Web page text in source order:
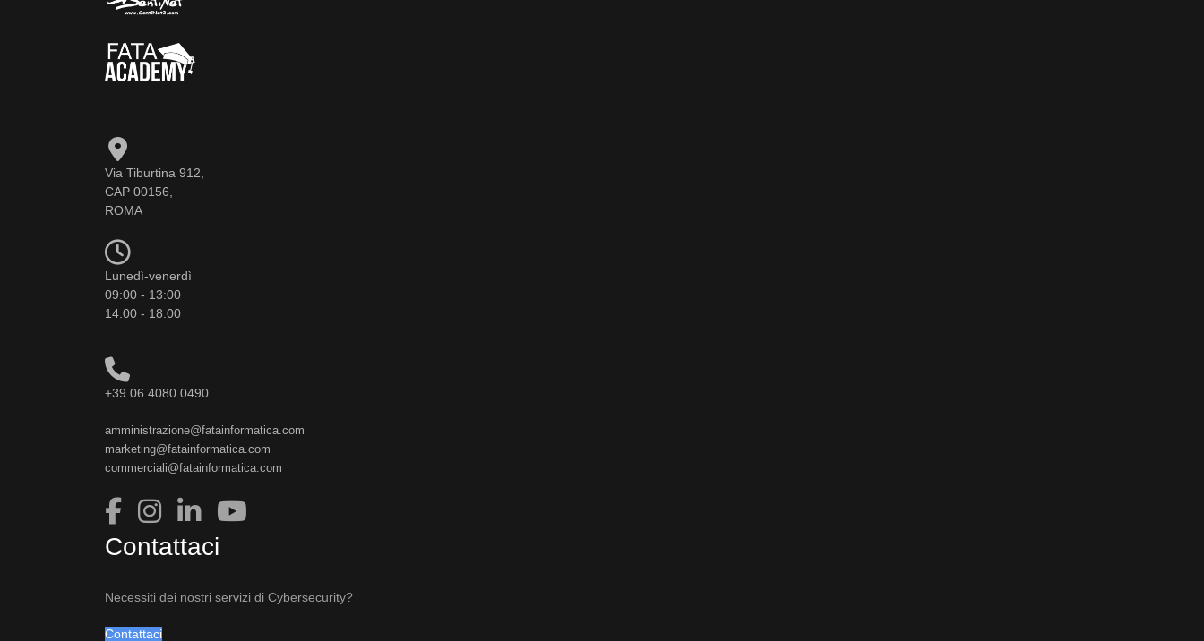
Via Tiburtina 912,
CAP 00156,
ROMA
Lunedì-venerdì
09:00 - 13:00
14:00 - 18:00
+39 06 4080 0490
amministrazione@fatainformatica.com
marketing@fatainformatica.com
commerciali@fatainformatica.com
Contattaci
Necessiti dei nostri servizi di Cybersecurity?
Contattaci